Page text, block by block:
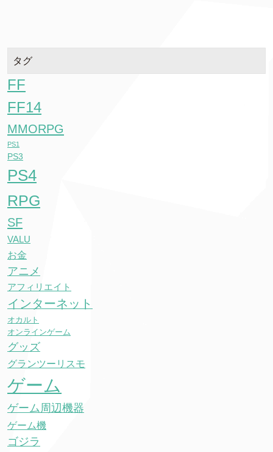
タグ
FF
FF14
MMORPG
PS1
PS3
PS4
RPG
SF
VALU
お金
アニメ
アフィリエイト
インターネット
オカルト
オンラインゲーム
グッズ
グランツーリスモ
ゲーム
ゲーム周辺機器
ゲーム機
ゴジラ